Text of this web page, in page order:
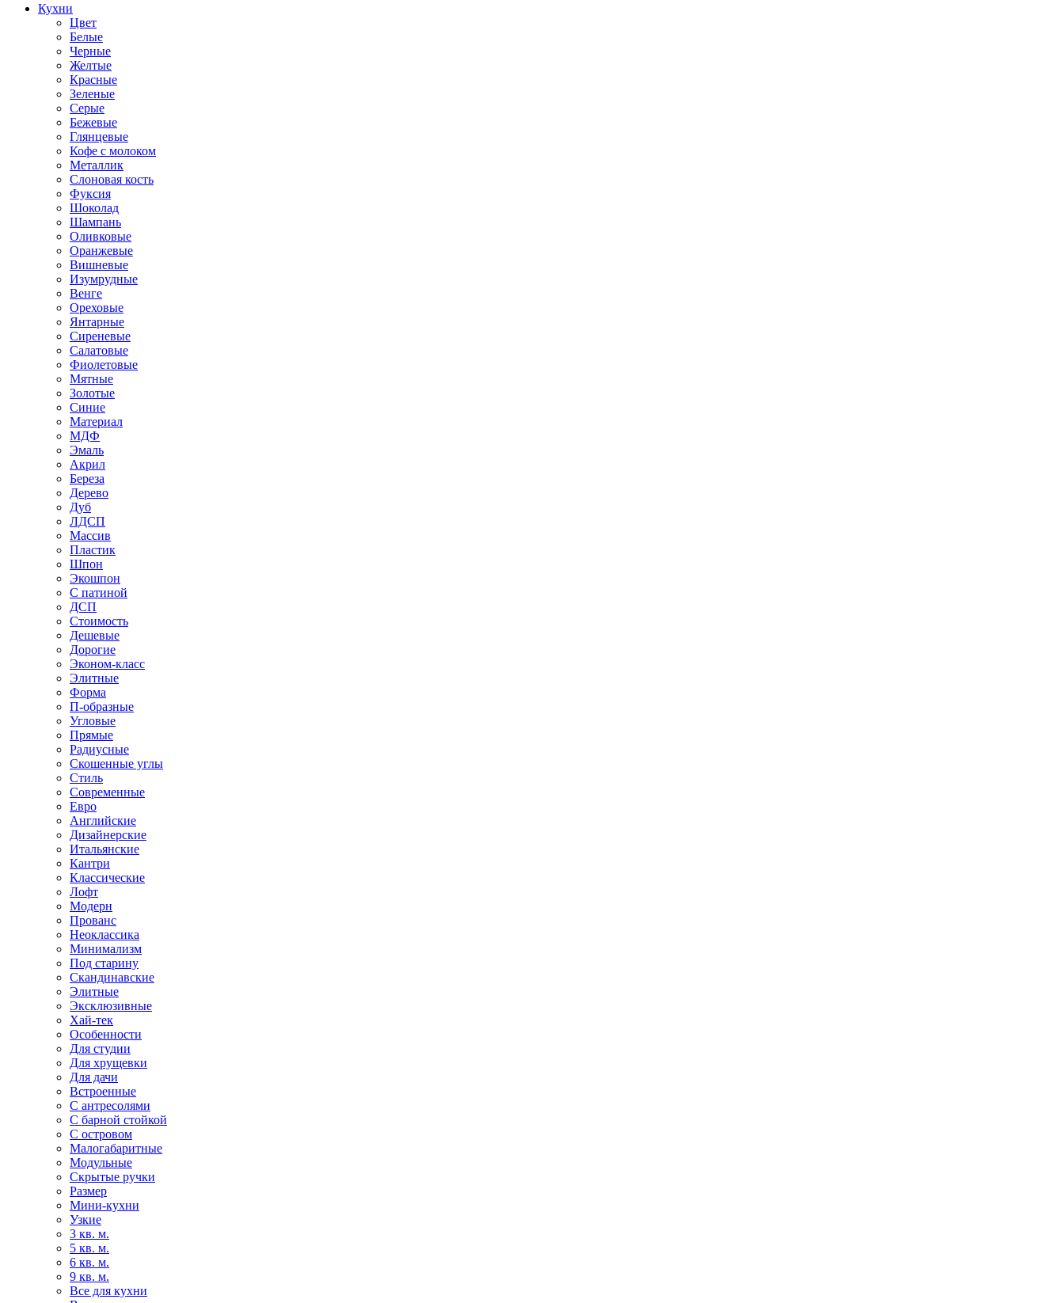
Кухни
Цвет
Белые
Черные
Желтые
Красные
Зеленые
Серые
Бежевые
Глянцевые
Кофе с молоком
Металлик
Слоновая кость
Фуксия
Шоколад
Шампань
Оливковые
Оранжевые
Вишневые
Изумрудные
Венге
Ореховые
Янтарные
Сиреневые
Салатовые
Фиолетовые
Мятные
Золотые
Синие
Материал
МДФ
Эмаль
Акрил
Береза
Дерево
Дуб
ЛДСП
Массив
Пластик
Шпон
Экошпон
С патиной
ДСП
Стоимость
Дешевые
Дорогие
Эконом-класс
Элитные
Форма
П-образные
Угловые
Прямые
Радиусные
Скошенные углы
Стиль
Современные
Евро
Английские
Дизайнерские
Итальянские
Кантри
Классические
Лофт
Модерн
Прованс
Неоклассика
Минимализм
Под старину
Скандинавские
Элитные
Эксклюзивные
Хай-тек
Особенности
Для студии
Для хрущевки
Для дачи
Встроенные
С антресолями
С барной стойкой
С островом
Малогабаритные
Модульные
Скрытые ручки
Размер
Мини-кухни
Узкие
3 кв. м.
5 кв. м.
6 кв. м.
9 кв. м.
Все для кухни